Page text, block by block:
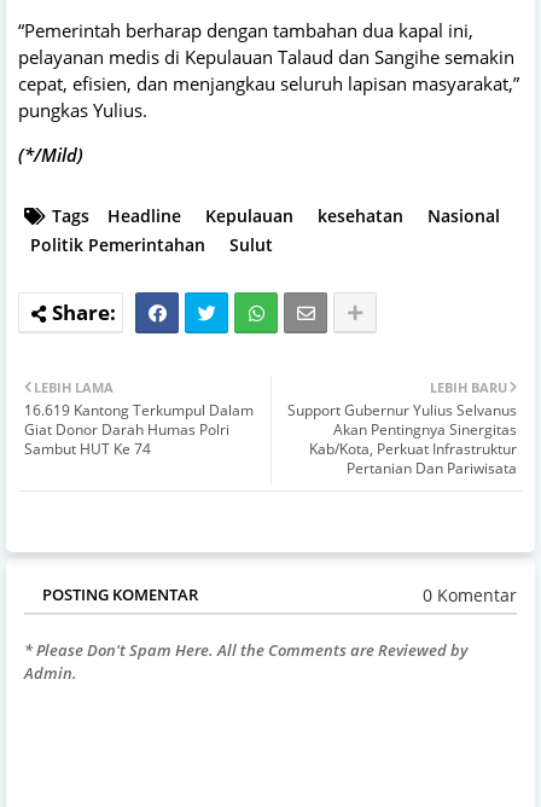
“Pemerintah berharap dengan tambahan dua kapal ini,
pelayanan medis di Kepulauan Talaud dan Sangihe semakin
cepat, efisien, dan menjangkau seluruh lapisan masyarakat,”
pungkas Yulius.
(*/Mild)
Tags Headline Kepulauan kesehatan
Nasional
Politik Pemerintahan
Sulut
LEBIH BARU
Support Gubernur Yulius Selvanus
Akan Pentingnya Sinergitas
Kab/Kota, Perkuat Infrastruktur
Pertanian Dan Pariwisata
LEBIH LAMA
16.619 Kantong Terkumpul Dalam
Giat Donor Darah Humas Polri
Sambut HUT Ke 74
POSTING KOMENTAR 0 Komentar
* Please Don't Spam Here. All the Comments are Reviewed by
Admin.